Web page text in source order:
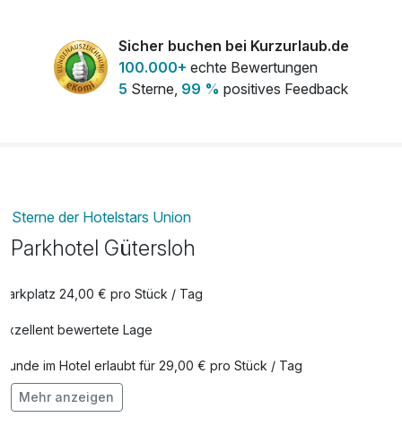
Sicher buchen bei Kurzurlaub.de
100.000+ echte Bewertungen
5 Sterne, 99 % positives Feedback
Sterne der Hotelstars Union
Parkhotel Gütersloh
Parkplatz 24,00 € pro Stück / Tag
Exzellent bewertete Lage
Hunde im Hotel erlaubt für 29,00 € pro Stück / Tag
Check-out bis 12 Uhr
Mehr anzeigen